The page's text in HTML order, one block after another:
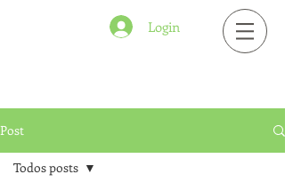
Login
Post
Todos posts